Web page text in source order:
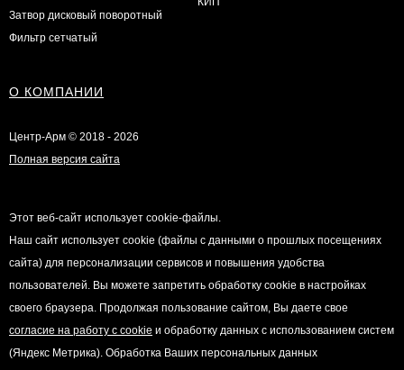
Затвор дисковый поворотный
Фильтр сетчатый
О КОМПАНИИ
Центр-Арм © 2018 - 2026
Полная версия сайта
Этот веб-сайт использует cookie-файлы.
Наш сайт использует cookie (файлы с данными о прошлых посещениях
сайта) для персонализации сервисов и повышения удобства
пользователей. Вы можете запретить обработку cookie в настройках
своего браузера. Продолжая пользование сайтом, Вы даете свое
согласие на работу с cookie и обработку данных с использованием систем
(Яндекс Метрика). Обработка Ваших персональных данных